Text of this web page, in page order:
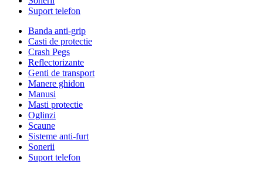
Suport telefon
Banda anti-grip
Casti de protectie
Crash Pegs
Reflectorizante
Genti de transport
Manere ghidon
Manusi
Masti protectie
Oglinzi
Scaune
Sisteme anti-furt
Sonerii
Suport telefon